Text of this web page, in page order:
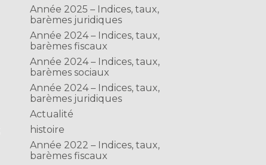
Année 2025 – Indices, taux,
barèmes juridiques
Année 2024 – Indices, taux,
barèmes fiscaux
Année 2024 – Indices, taux,
barèmes sociaux
Année 2024 – Indices, taux,
barèmes juridiques
Actualité
histoire
Année 2022 – Indices, taux,
barèmes fiscaux